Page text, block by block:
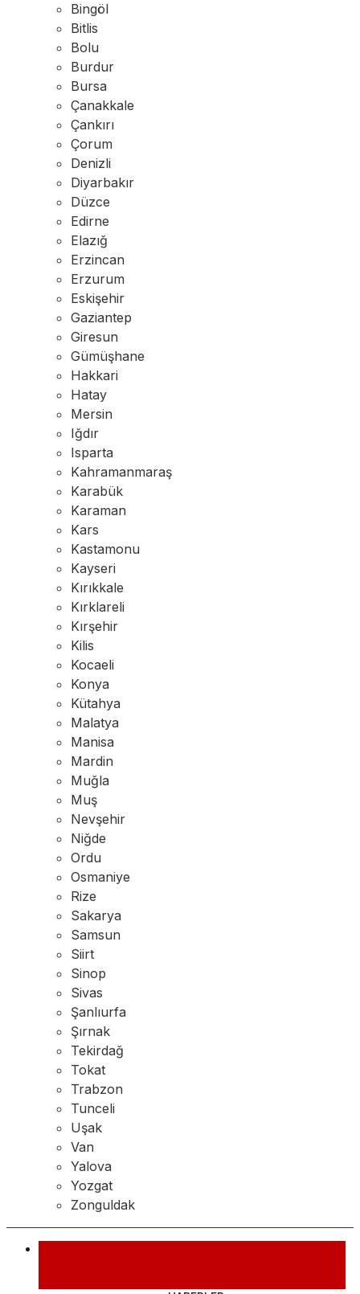
Bingöl
Bitlis
Bolu
Burdur
Bursa
Çanakkale
Çankırı
Çorum
Denizli
Diyarbakır
Düzce
Edirne
Elazığ
Erzincan
Erzurum
Eskişehir
Gaziantep
Giresun
Gümüşhane
Hakkari
Hatay
Mersin
Iğdır
Isparta
Kahramanmaraş
Karabük
Karaman
Kars
Kastamonu
Kayseri
Kırıkkale
Kırklareli
Kırşehir
Kilis
Kocaeli
Konya
Kütahya
Malatya
Manisa
Mardin
Muğla
Muş
Nevşehir
Niğde
Ordu
Osmaniye
Rize
Sakarya
Samsun
Siirt
Sinop
Sivas
Şanlıurfa
Şırnak
Tekirdağ
Tokat
Trabzon
Tunceli
Uşak
Van
Yalova
Yozgat
Zonguldak